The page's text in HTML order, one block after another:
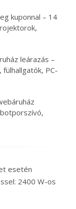
kuponnal – 14
leárazás –
PC-
esetén
2400 W-os